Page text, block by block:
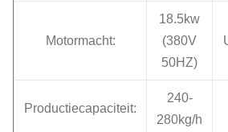
Motormacht:
18.5kw
(380V
50HZ)
Productiecapaciteit:
240-
280kg/h